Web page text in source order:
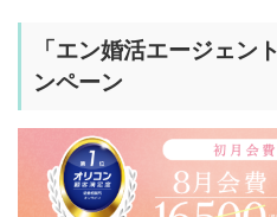
「エン婚活エージェン
ンペーン